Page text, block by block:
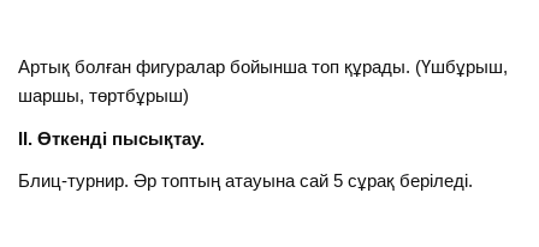
Артық болған фигуралар бойынша топ құрады. (Үшбұрыш,
шаршы, төртбұрыш)
ІІ. Өткенді пысықтау.
Блиц-турнир. Әр топтың атауына сай 5 сұрақ беріледі.